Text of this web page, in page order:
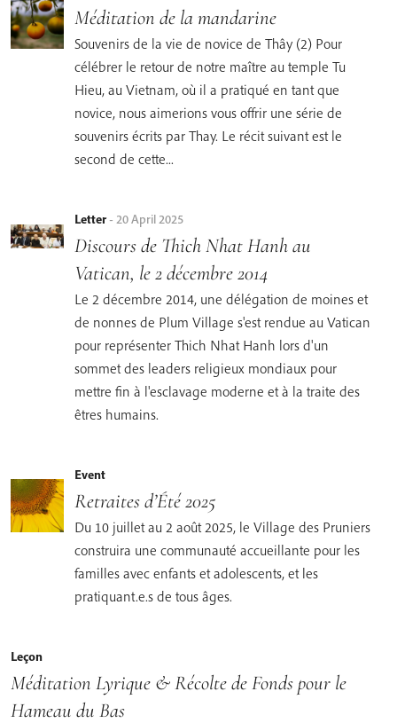
Méditation de la mandarine
Souvenirs de la vie de novice de Thây (2) Pour
célébrer le retour de notre maître au temple Tu
Hieu, au Vietnam, où il a pratiqué en tant que
novice, nous aimerions vous offrir une série de
souvenirs écrits par Thay. Le récit suivant est le
second de cette...
Letter- 20 April 2025
Discours de Thich Nhat Hanh au
Vatican, le 2 décembre 2014
Le 2 décembre 2014, une délégation de moines et
de nonnes de Plum Village s'est rendue au Vatican
pour représenter Thich Nhat Hanh lors d'un
sommet des leaders religieux mondiaux pour
mettre fin à l'esclavage moderne et à la traite des
êtres humains.
Event
Retraites d’Été 2025
Du 10 juillet au 2 août 2025, le Village des Pruniers
construira une communauté accueillante pour les
familles avec enfants et adolescents, et les
pratiquant.e.s de tous âges.
Leçon
Méditation Lyrique & Récolte de Fonds pour le
Hameau du Bas